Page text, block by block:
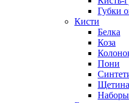
Губки
Кисти
Белка
Коза
Пони
Щетина
Наборы